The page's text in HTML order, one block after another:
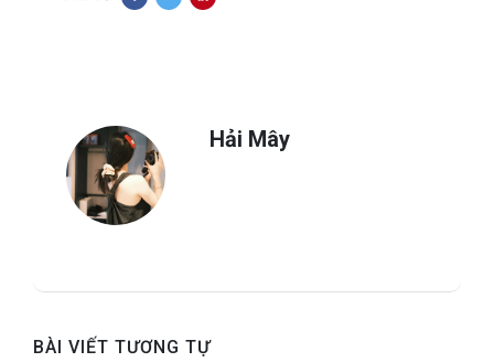
Hải Mây
BÀI VIẾT TƯƠNG TỰ